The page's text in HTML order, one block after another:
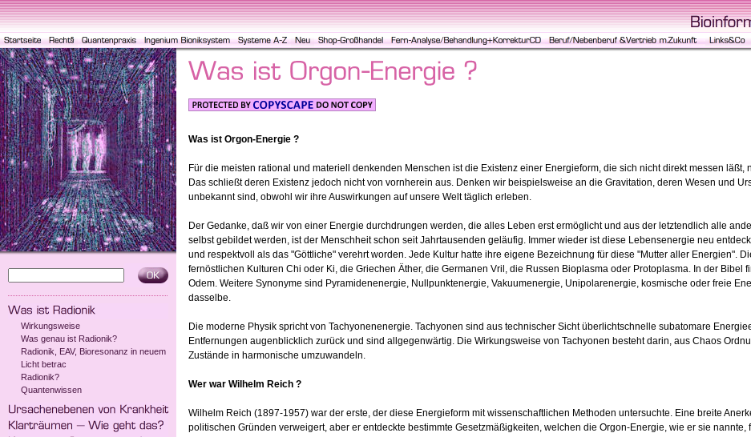
Wirkungsweise
Was genau ist Radionik?
Radionik, EAV, Bioresonanz in neuem
Licht betrac
Radionik?
Quantenwissen
Was ist Orgon-Energie ?
Für die meisten rational und materiell denkenden Menschen ist die Existenz einer Energieform, die sich nicht direkt messen
Das schließt deren Existenz jedoch nicht von vornherein aus. Denken wir beispielsweise an die Gravitation, deren Wesen und
unbekannt sind, obwohl wir ihre Auswirkungen auf unsere Welt täglich erleben.
Der Gedanke, daß wir von einer Energie durchdrungen werden, die alles Leben erst ermöglicht und aus der letztendlich alle
selbst gebildet werden, ist der Menschheit schon seit Jahrtausenden geläufig. Immer wieder ist diese Lebensenergie neu
und respektvoll als das "Göttliche" verehrt worden. Jede Kultur hatte ihre eigene Bezeichnung für diese "Mutter aller Energien".
fernöstlichen Kulturen Chi oder Ki, die Griechen Äther, die Germanen Vril, die Russen Bioplasma oder Protoplasma. In der Bibel
Odem. Weitere Synonyme sind Pyramidenenergie, Nullpunktenergie, Vakuumenergie, Unipolarenergie, kosmische oder freie
dasselbe.
Die moderne Physik spricht von Tachyonenenergie. Tachyonen sind aus technischer Sicht überlichtschnelle subatomare
Entfernungen augenblicklich zurück und sind allgegenwärtig. Die Wirkungsweise von Tachyonen besteht darin, aus Chaos
Zustände in harmonische umzuwandeln.
Wer war Wilhelm Reich ?
Wilhelm Reich (1897-1957) war der erste, der diese Energieform mit wissenschaftlichen Methoden untersuchte. Eine breite
politischen Gründen verweigert, aber er entdeckte bestimmte Gesetzmäßigkeiten, welchen die Orgon-Energie, wie er sie nannte,